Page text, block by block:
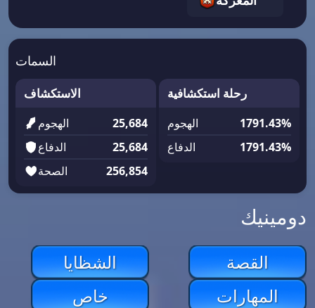
السمات
الاستكشاف
الهجوم
25,684
الدفاع
25,684
الصحة
256,854
رحلة استكشافية
الهجوم
1791.43%
الدفاع
1791.43%
دومينيك
القصة
الشظايا
المهارات
خاص